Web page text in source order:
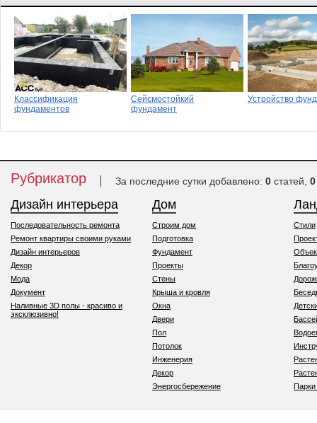
Классификация
фундаментов
Сейсмостойкий
фундамент
Устройство
Рубрикатор За последние сутки добавлено: 0 статей, 0
Дизайн интерьера
Последовательность ремонта
Ремонт квартиры своими руками
Дизайн интерьеров
Декор
Мода
Документ
Наливные 3D полы - красиво и
эксклюзивно!
Дом
Строим дом
Подготовка
Фундамент
Проекты
Стены
Крыша и кровля
Окна
Двери
Пол
Потолок
Инженерия
Декор
Энергосбережение
Стили